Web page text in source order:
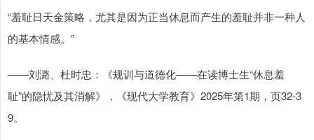
“羞耻日天金策略，尤其是因为正当休息而产生的羞耻并非一种人
的基本情感。”
——刘潞、杜时忠：《规训与道德化——在读博士生“休息羞
耻”的隐忧及其消解》，《现代大学教育》2025年第1期，页32-3
9。